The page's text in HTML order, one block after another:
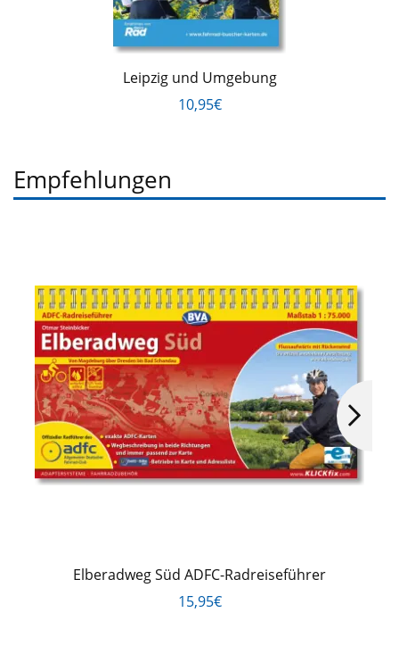
Leipzig und Umgebung
10,95€
Empfehlungen
Elberadweg Süd ADFC-Radreiseführer
15,95€